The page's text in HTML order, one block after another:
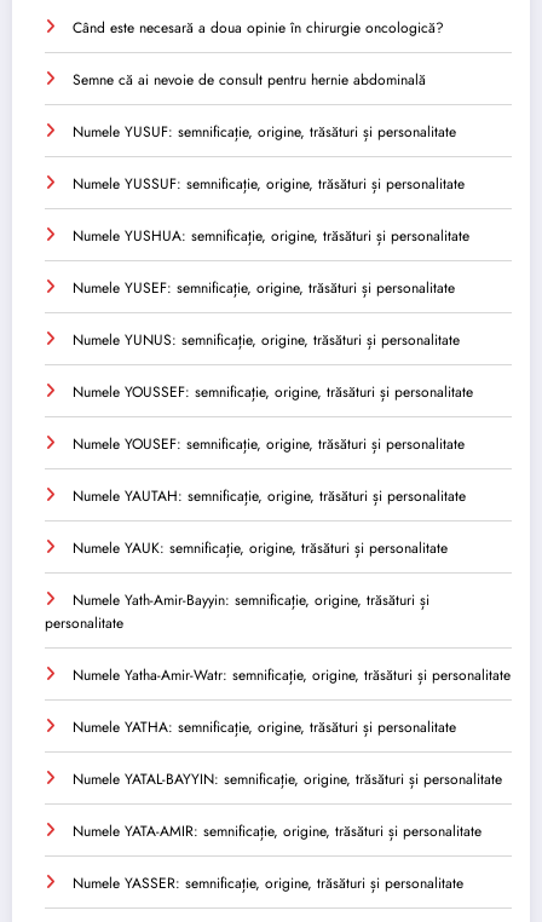
Când este necesară a doua opinie în chirurgie oncologică?
Semne că ai nevoie de consult pentru hernie abdominală
Numele YUSUF: semnificație, origine, trăsături și personalitate
Numele YUSSUF: semnificație, origine, trăsături și personalitate
Numele YUSHUA: semnificație, origine, trăsături și personalitate
Numele YUSEF: semnificație, origine, trăsături și personalitate
Numele YUNUS: semnificație, origine, trăsături și personalitate
Numele YOUSSEF: semnificație, origine, trăsături și personalitate
Numele YOUSEF: semnificație, origine, trăsături și personalitate
Numele YAUTAH: semnificație, origine, trăsături și personalitate
Numele YAUK: semnificație, origine, trăsături și personalitate
Numele Yath-Amir-Bayyin: semnificație, origine, trăsături și
personalitate
Numele Yatha-Amir-Watr: semnificație, origine, trăsături și personalitate
Numele YATHA: semnificație, origine, trăsături și personalitate
Numele YATAL-BAYYIN: semnificație, origine, trăsături și personalitate
Numele YATA-AMIR: semnificație, origine, trăsături și personalitate
Numele YASSER: semnificație, origine, trăsături și personalitate